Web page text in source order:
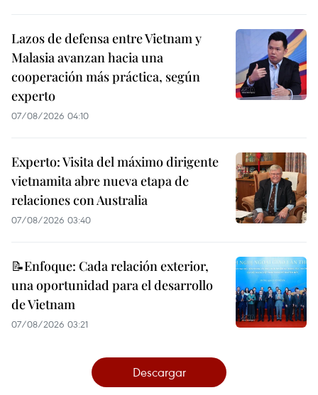
Lazos de defensa entre Vietnam y
Malasia avanzan hacia una
cooperación más práctica, según
experto
07/08/2026 04:10
Experto: Visita del máximo dirigente
vietnamita abre nueva etapa de
relaciones con Australia
07/08/2026 03:40
📝Enfoque: Cada relación exterior,
una oportunidad para el desarrollo
de Vietnam
07/08/2026 03:21
Descargar